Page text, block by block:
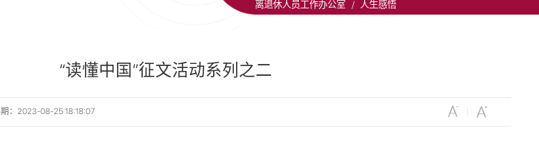
离退休人员工作办公室
/ 人生感悟
“读懂中国”征文活动系列之二
：2023-08-25 18:18:07